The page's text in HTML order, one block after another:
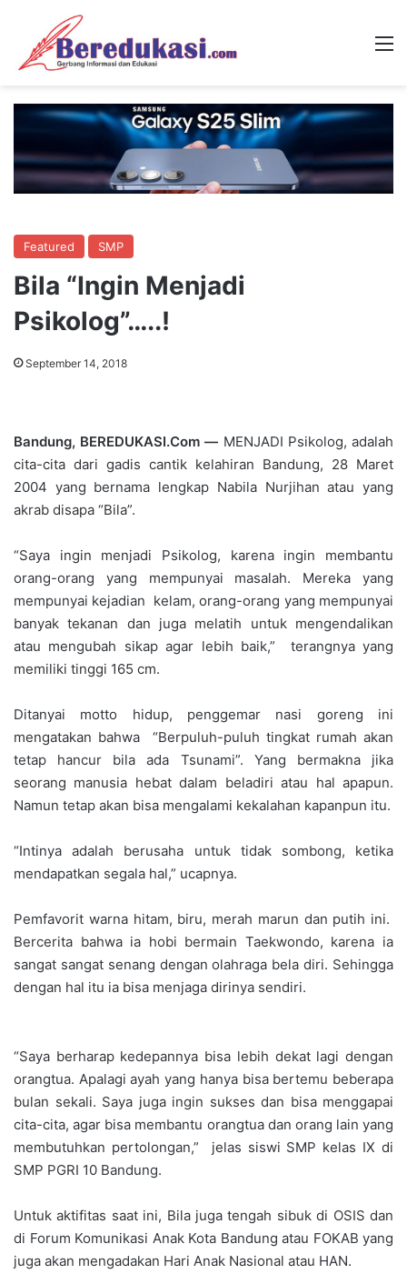
Featured SMP
Bila “Ingin Menjadi
Psikolog”…..!
September 14, 2018
Bandung, BEREDUKASI.Com — MENJADI Psikolog, adalah
cita-cita dari gadis cantik kelahiran Bandung, 28 Maret
2004 yang bernama lengkap Nabila Nurjihan atau yang
akrab disapa “Bila”.
“Saya ingin menjadi Psikolog, karena ingin membantu
orang-orang yang mempunyai masalah. Mereka yang
mempunyai kejadian kelam, orang-orang yang mempunyai
banyak tekanan dan juga melatih untuk mengendalikan
atau mengubah sikap agar lebih baik,” terangnya yang
memiliki tinggi 165 cm.
Ditanyai motto hidup, penggemar nasi goreng ini
mengatakan bahwa “Berpuluh-puluh tingkat rumah akan
tetap hancur bila ada Tsunami”. Yang bermakna jika
seorang manusia hebat dalam beladiri atau hal apapun.
Namun tetap akan bisa mengalami kekalahan kapanpun itu.
“Intinya adalah berusaha untuk tidak sombong, ketika
mendapatkan segala hal,” ucapnya.
Pemfavorit warna hitam, biru, merah marun dan putih ini.
Bercerita bahwa ia hobi bermain Taekwondo, karena ia
sangat sangat senang dengan olahraga bela diri. Sehingga
dengan hal itu ia bisa menjaga dirinya sendiri.
“Saya berharap kedepannya bisa lebih dekat lagi dengan
orangtua. Apalagi ayah yang hanya bisa bertemu beberapa
bulan sekali. Saya juga ingin sukses dan bisa menggapai
cita-cita, agar bisa membantu orangtua dan orang lain yang
membutuhkan pertolongan,” jelas siswi SMP kelas IX di
SMP PGRI 10 Bandung.
Untuk aktifitas saat ini, Bila juga tengah sibuk di OSIS dan
di Forum Komunikasi Anak Kota Bandung atau FOKAB yang
juga akan mengadakan Hari Anak Nasional atau HAN.